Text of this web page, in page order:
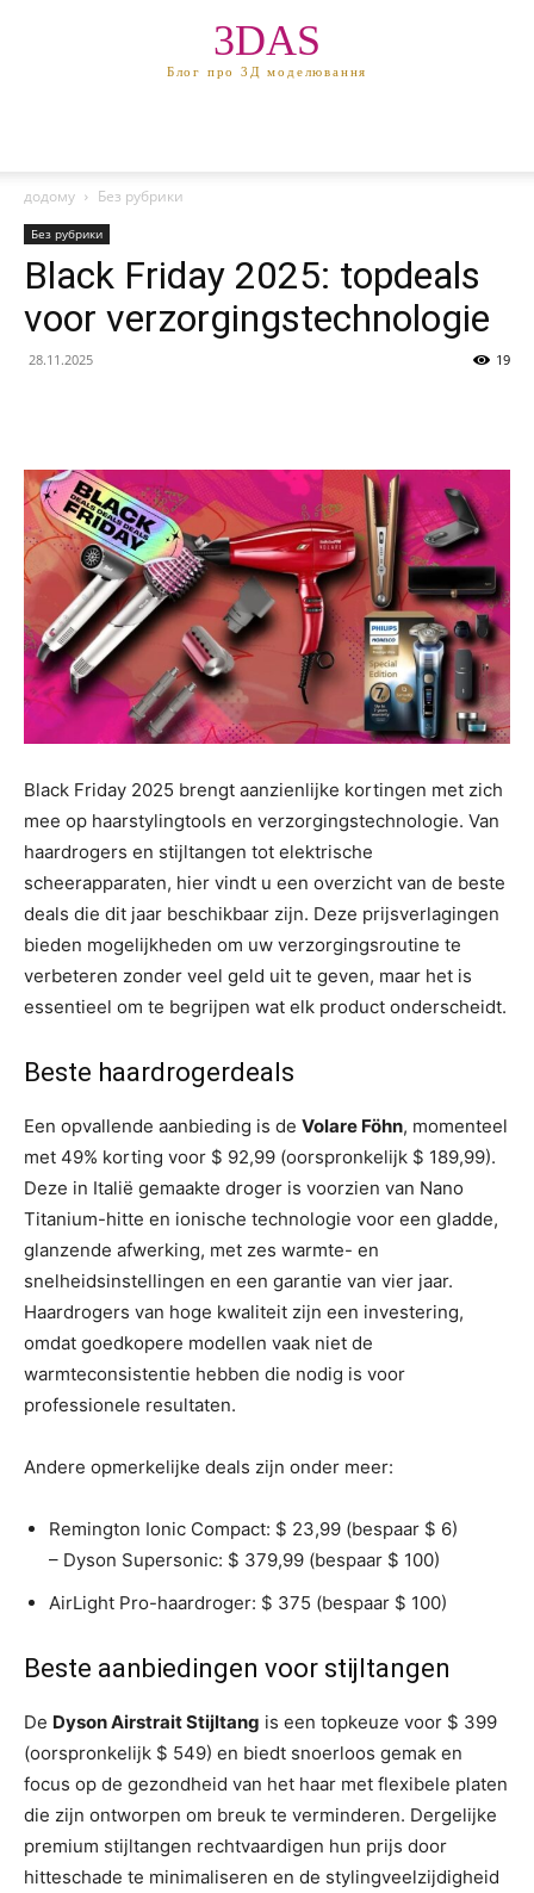
3DAS
Блог про 3Д моделювання
додому Без рубрики
Без рубрики
Black Friday 2025: topdeals
voor verzorgingstechnologie
28.11.2025 19
Black Friday 2025 brengt aanzienlijke kortingen met zich
mee op haarstylingtools en verzorgingstechnologie. Van
haardrogers en stijltangen tot elektrische
scheerapparaten, hier vindt u een overzicht van de beste
deals die dit jaar beschikbaar zijn. Deze prijsverlagingen
bieden mogelijkheden om uw verzorgingsroutine te
verbeteren zonder veel geld uit te geven, maar het is
essentieel om te begrijpen wat elk product onderscheidt.
Beste haardrogerdeals
Een opvallende aanbieding is de Volare Föhn, momenteel
met 49% korting voor $ 92,99 (oorspronkelijk $ 189,99).
Deze in Italië gemaakte droger is voorzien van Nano
Titanium-hitte en ionische technologie voor een gladde,
glanzende afwerking, met zes warmte- en
snelheidsinstellingen en een garantie van vier jaar.
Haardrogers van hoge kwaliteit zijn een investering,
omdat goedkopere modellen vaak niet de
warmteconsistentie hebben die nodig is voor
professionele resultaten.
Andere opmerkelijke deals zijn onder meer:
Remington Ionic Compact: $ 23,99 (bespaar $ 6)
– Dyson Supersonic: $ 379,99 (bespaar $ 100)
AirLight Pro-haardroger: $ 375 (bespaar $ 100)
Beste aanbiedingen voor stijltangen
De Dyson Airstrait Stijltang is een topkeuze voor $ 399
(oorspronkelijk $ 549) en biedt snoerloos gemak en
focus op de gezondheid van het haar met flexibele platen
die zijn ontworpen om breuk te verminderen. Dergelijke
premium stijltangen rechtvaardigen hun prijs door
hitteschade te minimaliseren en de stylingveelzijdigheid